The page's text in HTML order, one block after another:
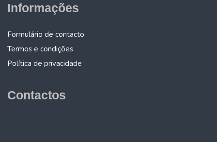
Informações
Formulário de contacto
Termos e condições
Política de privacidade
Contactos